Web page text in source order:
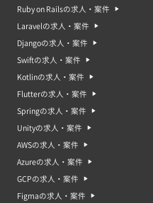
Ruby on Railsの求人・案件
Laravelの求人・案件
Djangoの求人・案件
Swiftの求人・案件
Kotlinの求人・案件
Flutterの求人・案件
Springの求人・案件
Unityの求人・案件
AWSの求人・案件
Azureの求人・案件
GCPの求人・案件
Figmaの求人・案件